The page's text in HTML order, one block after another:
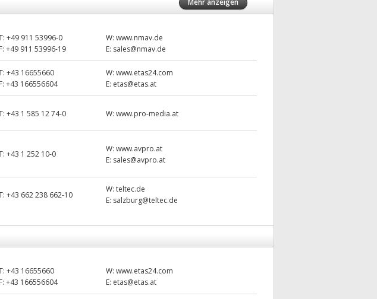
Mehr anzeigen
+49 911 53996-0
F:+49 911 53996-19
W:www.nmav.de
E: sales@nmav.de
+43 16655660
F:+43 166556604
W:www.etas24.com
E: etas@etas.at
+43 1 585 12 74-0 W:www.pro-media.at
+43 1 252 10-0
W:www.avpro.at
E: sales@avpro.at
+43 662 238 662-10
W:teltec.de
E: salzburg@teltec.de
+43 16655660
F:+43 166556604
W:www.etas24.com
E: etas@etas.at